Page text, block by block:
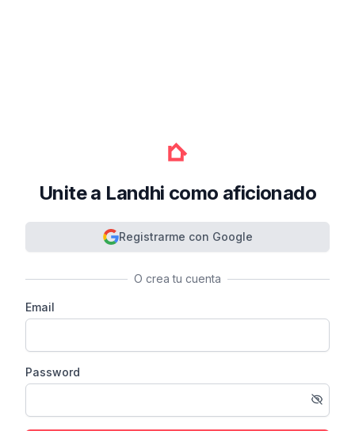
Unite a Landhi como aficionado
Registrarme con Google
O crea tu cuenta
Email
Password